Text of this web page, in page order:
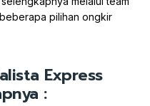
pilihan ongkir
Express
: